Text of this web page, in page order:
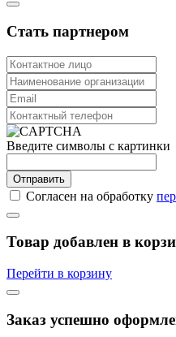
Стать партнером
Введите символы с картинки
Отправить
Согласен на обработку
Товар добавлен в
Перейти в корзину
Заказ успешно